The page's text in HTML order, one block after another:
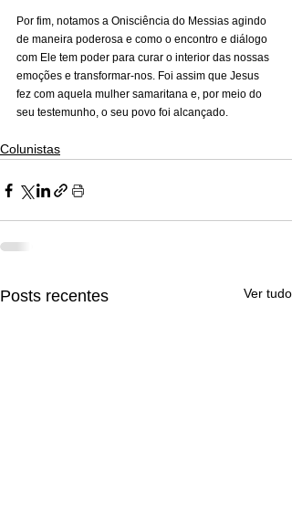
Por fim, notamos a Onisciência do Messias agindo
de maneira poderosa e como o encontro e diálogo
com Ele tem poder para curar o interior das nossas
emoções e transformar-nos. Foi assim que Jesus
fez com aquela mulher samaritana e, por meio do
seu testemunho, o seu povo foi alcançado.
Colunistas
Posts recentes Ver tudo